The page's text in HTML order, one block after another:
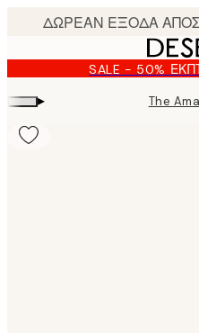
content.
SALE - 50%
▸ The